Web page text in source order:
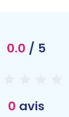
0.0 / 5
0 avis